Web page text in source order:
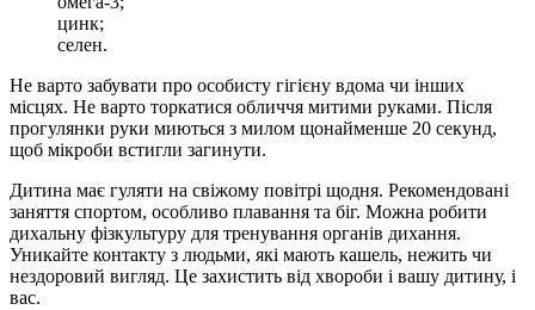
цинк;
селен.
Не варто забувати про особисту гігієну вдома чи інших
місцях. Не варто торкатися обличчя митими руками. Після
прогулянки руки миються з милом щонайменше 20 секунд,
щоб мікроби встигли загинути.
Дитина має гуляти на свіжому повітрі щодня. Рекомендовані
заняття спортом, особливо плавання та біг. Можна робити
дихальну фізкультуру для тренування органів дихання.
Уникайте контакту з людьми, які мають кашель, нежить чи
нездоровий вигляд. Це захистить від хвороби і вашу дитину, і
вас.